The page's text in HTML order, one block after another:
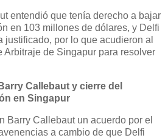
entendió que tenía derecho a bajar
en 103 millones de dólares, y Delfi
justificado, por lo que acudieron al
Arbitraje de Singapur para resolver
Callebaut y cierre del
en Singapur
Barry Callebaut un acuerdo por el
a cambio de que Delfi